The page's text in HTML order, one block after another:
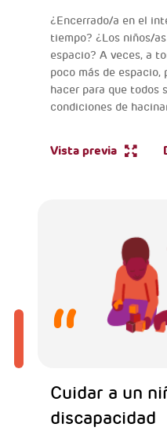
¿Encerrado/a en el
tiempo? ¿Los niños/
espacio? A veces, a
poco más de espacio,
hacer para que todos
condiciones de
Vista previa
Cuidar a un
discapacidad